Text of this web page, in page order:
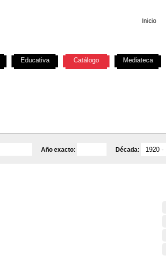
Inicio
Año exacto: Década:
Educativa Catálogo Mediateca